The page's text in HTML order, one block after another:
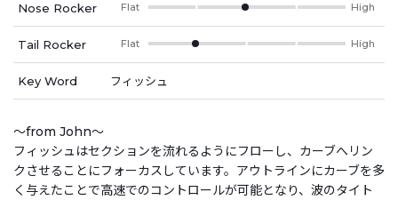
Nose Rocker Flat High
Tail Rocker Flat High
Key Word フィッシュ
～from John～
フィッシュはセクションを流れるようにフローし、カーブへリン
クさせることにフォーカスしています。アウトラインにカーブを多
く与えたことで高速でのコントロールが可能となり、波のタイト